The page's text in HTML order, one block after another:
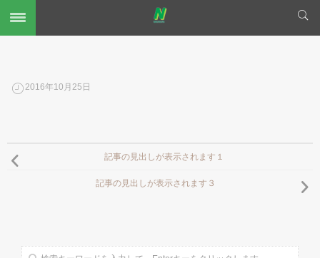
2016年10月25日
記事の見出しが表示されます１
記事の見出しが表示されます３